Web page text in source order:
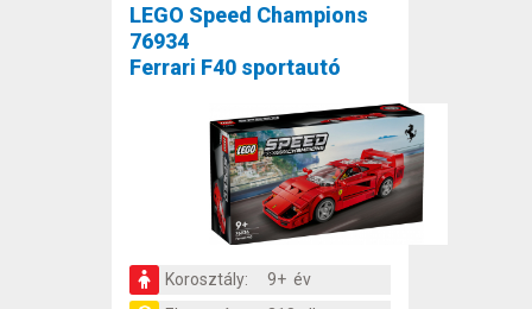
LEGO Speed Champions
76934
Ferrari F40 sportautó
Korosztály:
9+ év